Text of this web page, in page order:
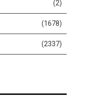
pelo Congresso
normas legais.
Gilmar Mendes, o
por crime de
e determina que o